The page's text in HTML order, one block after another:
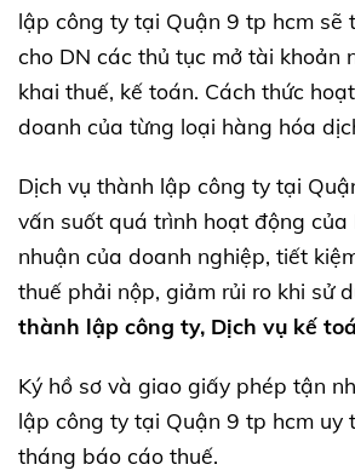
lập công ty tại Quận 9 tp hcm sẽ
cho DN các thủ tục mở tài khoản
khai thuế, kế toán. Cách thức
doanh của từng loại hàng hóa
Dịch vụ thành lập công ty tại
vấn suốt quá trình hoạt động của
nhuận của doanh nghiệp, tiết
thuế phải nộp, giảm rủi ro khi sử
thành lập công ty, Dịch vụ kế
Ký hồ sơ và giao giấy phép tận
lập công ty tại Quận 9 tp hcm uy
tháng báo cáo thuế.